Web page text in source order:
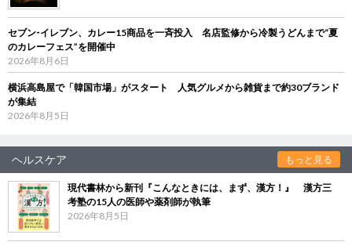
セブン‐イレブン、カレー15商品を一斉投入 名店監修から冷製うどんまで“夏
のカレーフェス”を開催中
2026年8月6日
横浜高島屋で「韓国市場」がスタート 人気グルメから雑貨まで約30ブランド
が集結
2026年8月5日
ヘルスケア もっと見る
現代書林から新刊『こんなときには、まず、漢方！』 漢方三
考塾の15人の医師や薬剤師が執筆
2026年8月5日